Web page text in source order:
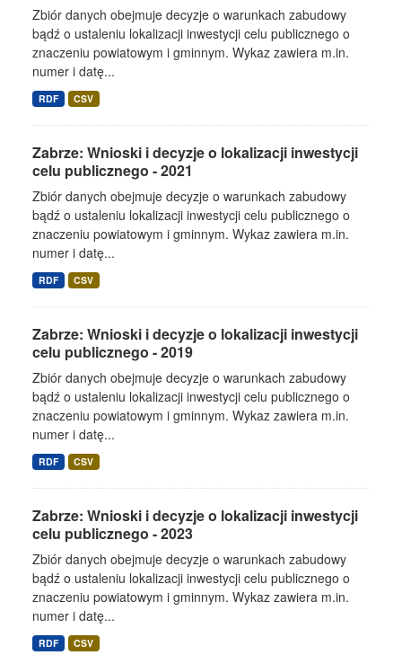
Zbiór danych obejmuje decyzje o warunkach zabudowy
bądź o ustaleniu lokalizacji inwestycji celu publicznego o
znaczeniu powiatowym i gminnym. Wykaz zawiera m.in.
numer i datę...
RDF CSV
Zabrze: Wnioski i decyzje o lokalizacji inwestycji
celu publicznego - 2021
Zbiór danych obejmuje decyzje o warunkach zabudowy
bądź o ustaleniu lokalizacji inwestycji celu publicznego o
znaczeniu powiatowym i gminnym. Wykaz zawiera m.in.
numer i datę...
RDF CSV
Zabrze: Wnioski i decyzje o lokalizacji inwestycji
celu publicznego - 2019
Zbiór danych obejmuje decyzje o warunkach zabudowy
bądź o ustaleniu lokalizacji inwestycji celu publicznego o
znaczeniu powiatowym i gminnym. Wykaz zawiera m.in.
numer i datę...
RDF CSV
Zabrze: Wnioski i decyzje o lokalizacji inwestycji
celu publicznego - 2023
Zbiór danych obejmuje decyzje o warunkach zabudowy
bądź o ustaleniu lokalizacji inwestycji celu publicznego o
znaczeniu powiatowym i gminnym. Wykaz zawiera m.in.
numer i datę...
RDF CSV